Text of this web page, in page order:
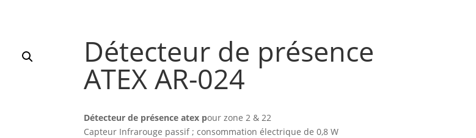
Détecteur de présence
ATEX AR-024
Détecteur de présence atex pour zone 2 & 22
Capteur Infrarouge passif ; consommation électrique de 0,8 W